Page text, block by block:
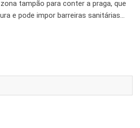
tampão para conter a praga, que
e pode impor barreiras sanitárias…